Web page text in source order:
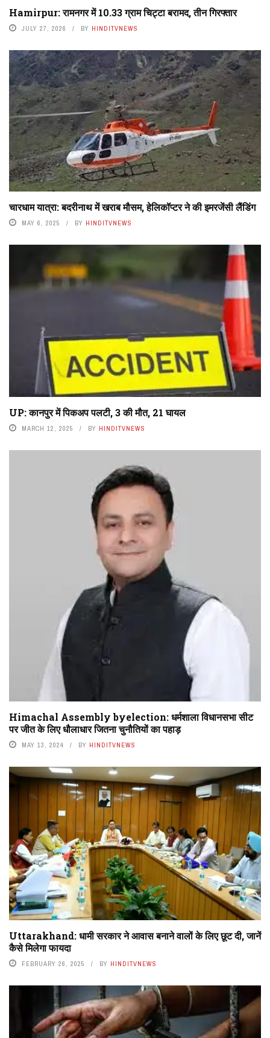
Hamirpur: रामनगर में 10.33 ग्राम चिट्टा बरामद, तीन गिरफ्तार
JULY 27, 2026 BY HINDITVNEWS
चारधाम यात्रा: बदरीनाथ में खराब मौसम, हेलिकॉप्टर ने की इमरजेंसी लैंडिंग
MAY 6, 2025 BY HINDITVNEWS
UP: कानपुर में पिकअप पलटी, 3 की मौत, 21 घायल
MARCH 12, 2025 BY HINDITVNEWS
Himachal Assembly byelection: धर्मशाला विधानसभा सीट
पर जीत के लिए धौलाधार जितना चुनौतियों का पहाड़
MAY 13, 2024 BY HINDITVNEWS
Uttarakhand: धामी सरकार ने आवास बनाने वालों के लिए छूट दी, जानें
कैसे मिलेगा फायदा
FEBRUARY 26, 2025 BY HINDITVNEWS